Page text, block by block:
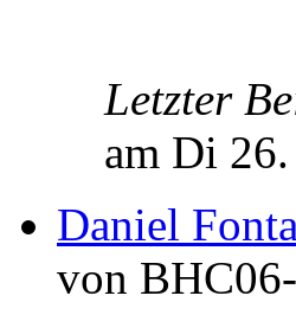
Letzter
am Di
Daniel
von